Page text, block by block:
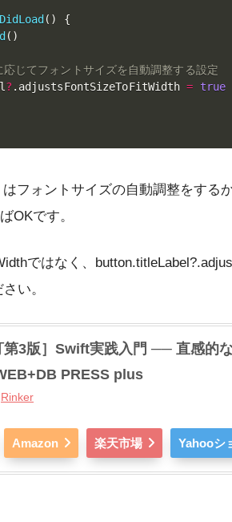
( )
{
( )
じてフォントサイズを自動調整する設定
? . adjustsFontSizeToFitWidth = true
はフォントサイズの自動調整をする
OKです。
ではなく、
い。
第3版］Swift実践入門 ── 直感的
PRESS plus
Rinker
Amazon 楽天市場 Yahooシ